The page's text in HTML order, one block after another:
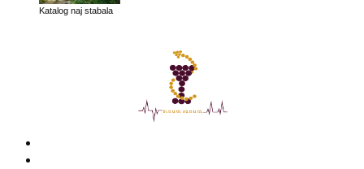
Katalog naj stabala